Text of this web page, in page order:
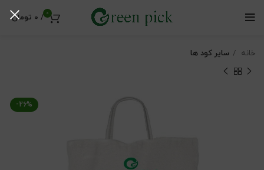
0
/
0 تومان
خانه سایر کود ها
-26%